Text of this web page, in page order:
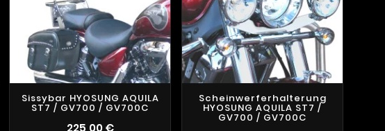
Sissybar HYOSUNG AQUILA
ST7 / GV700 / GV700C
225,00 €
Scheinwerferhalterung
HYOSUNG AQUILA ST7 /
GV700 / GV700C